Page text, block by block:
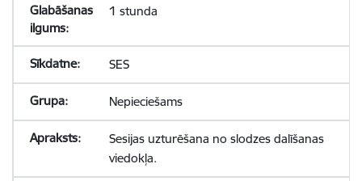
1 stunda
SES
Nepieciešams
Sesijas uzturēšana no slodzes dalīšanas
viedokļa.